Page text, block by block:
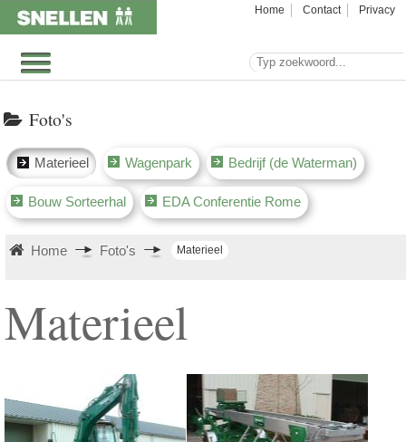
Home Contact Privacy
Foto's
Materieel Wagenpark Bedrijf (de Waterman)
Bouw Sorteerhal EDA Conferentie Rome
Home Foto's Materieel
Materieel